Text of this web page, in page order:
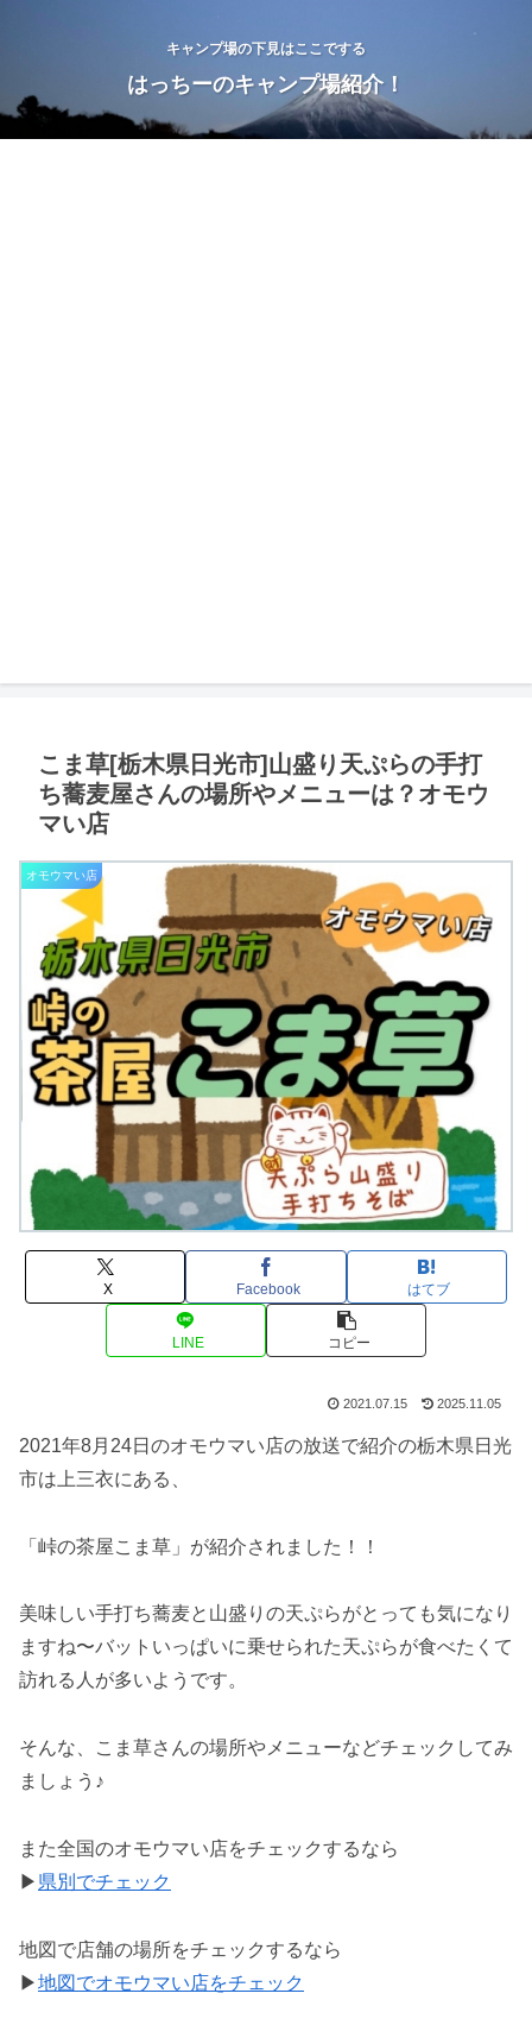
キャンプ場の下見はここでする
はっちーのキャンプ場紹介！
こま草[栃木県日光市]山盛り天ぷらの手打
ち蕎麦屋さんの場所やメニューは？オモウ
マい店
オモウマい店
X Facebook はてブ
LINE コピー
2021.07.15 2025.11.05
2021年8月24日のオモウマい店の放送で紹介の栃木県日光
市は上三衣にある、
「峠の茶屋こま草」が紹介されました！！
美味しい手打ち蕎麦と山盛りの天ぷらがとっても気になり
ますね〜バットいっぱいに乗せられた天ぷらが食べたくて
訪れる人が多いようです。
そんな、こま草さんの場所やメニューなどチェックしてみ
ましょう♪
また全国のオモウマい店をチェックするなら
▶ 県別でチェック
地図で店舗の場所をチェックするなら
▶地図でオモウマい店をチェック